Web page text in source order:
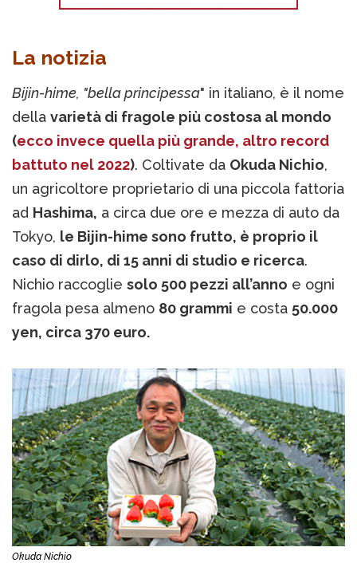
La notizia
Bijin-hime, "bella principessa" in italiano, è il nome
della varietà di fragole più costosa al mondo
(ecco invece quella più grande, altro record
battuto nel 2022). Coltivate da Okuda Nichio,
un agricoltore proprietario di una piccola fattoria
ad Hashima, a circa due ore e mezza di auto da
Tokyo, le Bijin-hime sono frutto, è proprio il
caso di dirlo, di 15 anni di studio e ricerca.
Nichio raccoglie solo 500 pezzi all’anno e ogni
fragola pesa almeno 80 grammi e costa 50.000
yen, circa 370 euro.
Okuda Nichio